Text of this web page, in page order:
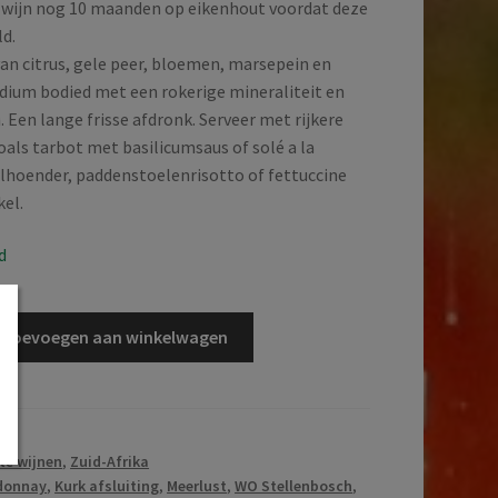
nog 10 maanden op eikenhout voordat deze
citrus, gele peer, bloemen, marsepein en
bodied met een rokerige mineraliteit en
Een lange frisse afdronk. Serveer met rijkere
tarbot met basilicumsaus of solé a la
paddenstoelenrisotto of fettuccine
Toevoegen aan winkelwagen
wijnen, Zuid-Afrika
, Kurk afsluiting, Meerlust,WO Stellenbosch,